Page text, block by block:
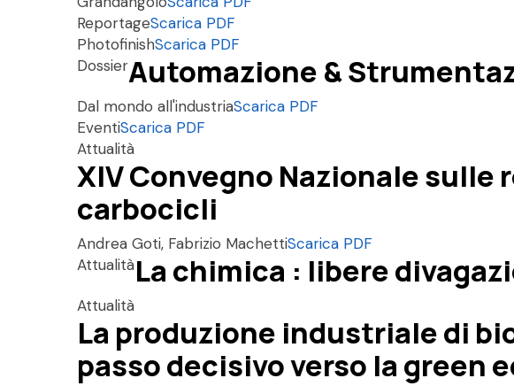
ReportageScarica PDF
PhotofinishScarica PDF
DossierAutomazione &
Dal mondo all'industriaScarica PDF
EventiScarica PDF
Attualità
XIV Convegno Nazionale
carbocicli
Andrea Goti, Fabrizio MachettiScarica PDF
AttualitàLa chimica : libere
Attualità
La produzione industriale di
passo decisivo verso la green